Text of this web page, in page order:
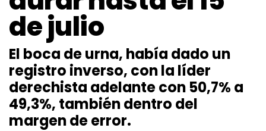
de julio
El boca de urna, había dado un
registro inverso, con la líder
derechista adelante con 50,7% a
49,3%, también dentro del
margen de error.